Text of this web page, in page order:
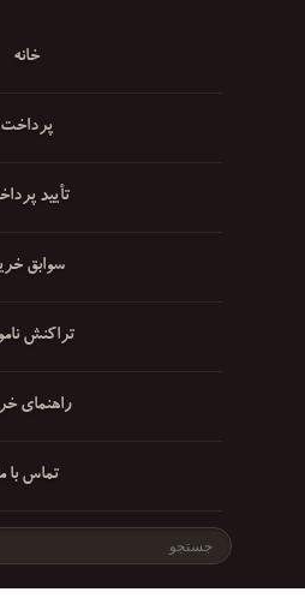
خانه
پرداخت
تأیید
سوابق
تراکنش
راهنمای
تماس با